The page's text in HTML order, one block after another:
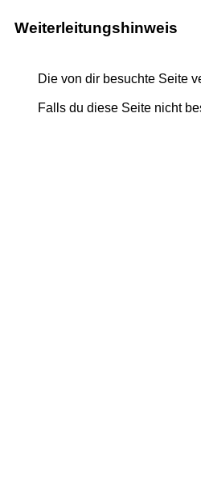
Weiterleitungshinweis
Die von dir besuchte Seite
Falls du diese Seite nicht